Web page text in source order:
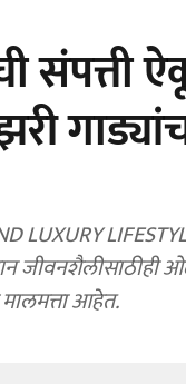
संपत्ती
LUXURY
जीवनशैलीसाठीही
आहेत.